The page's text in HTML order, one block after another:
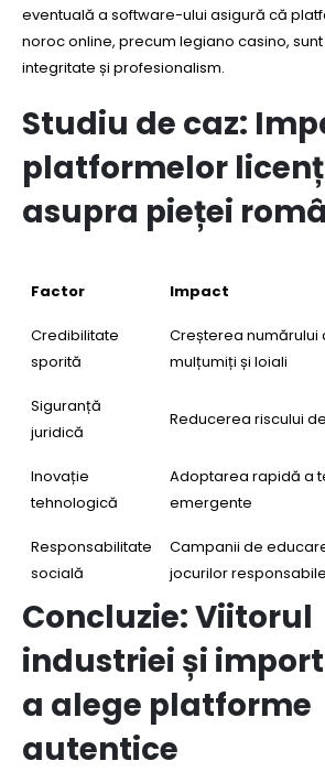
eventuală a software-ului asigură că
noroc online, precum legiano casino,
integritate și profesionalism.
Studiu de caz:
platformelor
asupra pieței
Factor Impact
Credibilitate
sporită
Creșterea numărului
mulțumiți și loiali
Siguranță
juridică
Reducerea riscului
Inovație
tehnologică
Adoptarea rapidă a
emergente
Responsabilitate
socială
Campanii de
jocurilor responsabile
Concluzie: Viitorul
industriei și
a alege platforme
autentice